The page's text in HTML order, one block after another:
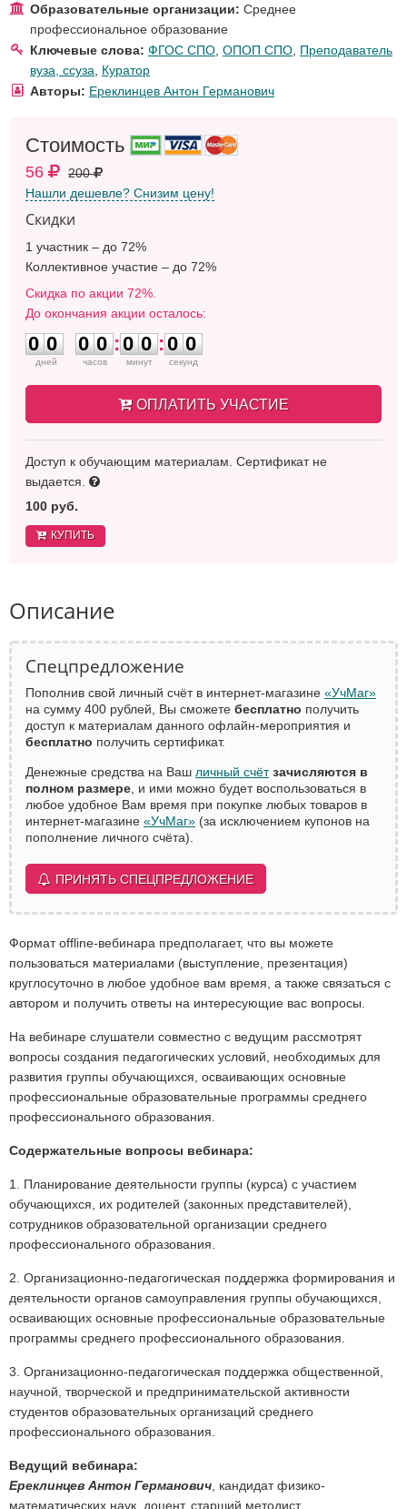
Образовательные организации: Среднее
профессиональное образование
Ключевые слова: ФГОС СПО ОПОП СПО Преподаватель
вуза, ссуза
Куратор
Авторы: Ереклинцев Антон Германович
Стоимость
56
200
Нашли дешевле? Снизим цену!
Скидки
1 участник – до 72%
Коллективное участие – до 72%
Скидка по акции 72%.
До окончания акции осталось:
0
0
0
0
дней
0
0
0
0
часов
:
0
0
0
0
минут
:
0
0
0
0
секунд
ОПЛАТИТЬ УЧАСТИЕ
Доступ к обучающим материалам. Сертификат не
выдается.
100 руб.
КУПИТЬ
Описание
Спецпредложение
Пополнив свой личный счёт в интернет-магазине «УчМаг»
на сумму 400 рублей, Вы сможете бесплатно получить
доступ к материалам данного офлайн-мероприятия и
бесплатно получить сертификат.
Денежные средства на Ваш личный счёт зачисляются в
полном размере , и ими можно будет воспользоваться в
любое удобное Вам время при покупке любых товаров в
интернет-магазине «УчМаг» (за исключением купонов на
пополнение личного счёта).
ПРИНЯТЬ СПЕЦПРЕДЛОЖЕНИЕ
Формат offline-вебинара предполагает, что вы можете
пользоваться материалами (выступление, презентация)
круглосуточно в любое удобное вам время, а также связаться с
автором и получить ответы на интересующие вас вопросы.
На вебинаре слушатели совместно с ведущим рассмотрят
вопросы создания педагогических условий, необходимых для
развития группы обучающихся, осваивающих основные
профессиональные образовательные программы среднего
профессионального образования.
Содержательные вопросы вебинара:
1. Планирование деятельности группы (курса) с участием
обучающихся, их родителей (законных представителей),
сотрудников образовательной организации среднего
профессионального образования.
2. Организационно-педагогическая поддержка формирования и
деятельности органов самоуправления группы обучающихся,
осваивающих основные профессиональные образовательные
программы среднего профессионального образования.
3. Организационно-педагогическая поддержка общественной,
научной, творческой и предпринимательской активности
студентов образовательных организаций среднего
профессионального образования.
Ведущий вебинара:
Ереклинцев Антон Германович , кандидат физико-
математических наук, доцент, старший методист